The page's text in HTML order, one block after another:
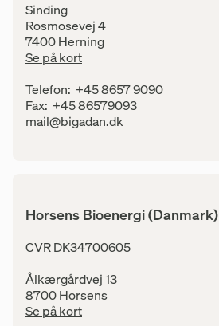
Sinding
Rosmosevej 4
7400 Herning
Se på kort
Kontaktinfo
Telefon: +45 8657 9090
Fax: +45 86579093
E-mail:
mail@bigadan.dk
Horsens Bioenergi (Danmark)
Adresse
CVR DK34700605
Ålkærgårdvej 13
8700 Horsens
Se på kort